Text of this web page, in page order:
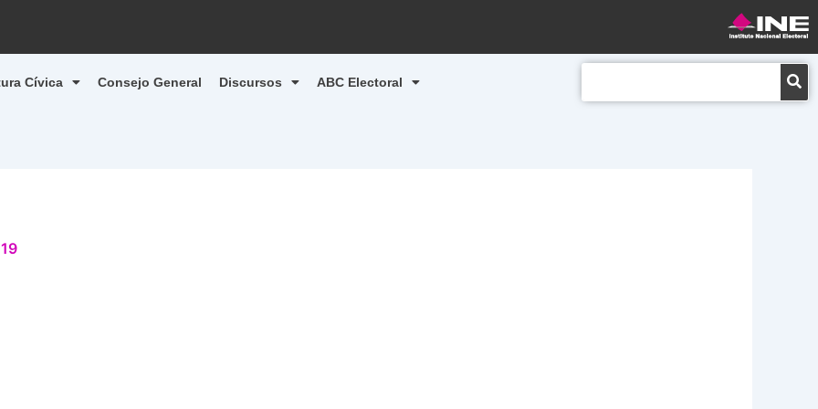
Cívica Consejo General Discursos ABC Electoral